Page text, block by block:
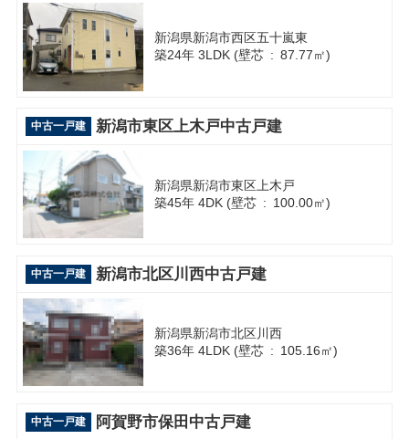
新潟県新潟市西区五十嵐東
築24年 3LDK (壁芯 : 87.77㎡)
中古一戸建 新潟市東区上木戸中古戸建
新潟県新潟市東区上木戸
築45年 4DK (壁芯 : 100.00㎡)
中古一戸建 新潟市北区川西中古戸建
新潟県新潟市北区川西
築36年 4LDK (壁芯 : 105.16㎡)
中古一戸建 阿賀野市保田中古戸建